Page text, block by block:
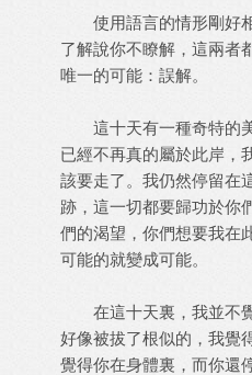
使用語言的情形剛好相
了解說你不瞭解，這兩者
唯一的可能：誤解。
這十天有一種奇特的美
已經不再真的屬於此岸，
該要走了。我仍然停留在
跡，這一切都要歸功於你
們的渴望，你們想要我在
可能的就變成可能。
在這十天裏，我並不覺
好像被拔了根似的，我覺
覺得你在身體裏，而你還